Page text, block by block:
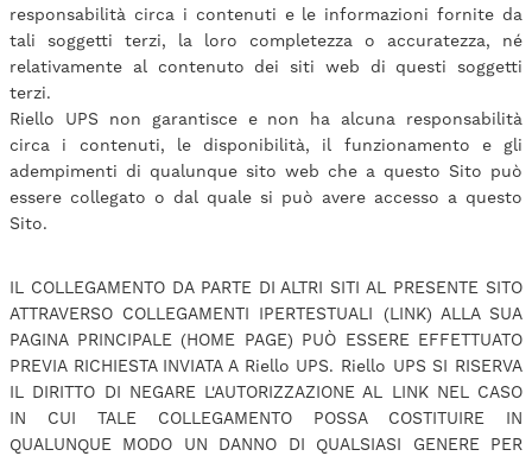
responsabilità circa i contenuti e le informazioni fornite da
tali soggetti terzi, la loro completezza o accuratezza, né
relativamente al contenuto dei siti web di questi soggetti
terzi.
Riello UPS non garantisce e non ha alcuna responsabilità
circa i contenuti, le disponibilità, il funzionamento e gli
adempimenti di qualunque sito web che a questo Sito può
essere collegato o dal quale si può avere accesso a questo
Sito.
IL COLLEGAMENTO DA PARTE DI ALTRI SITI AL PRESENTE SITO
ATTRAVERSO COLLEGAMENTI IPERTESTUALI (LINK) ALLA SUA
PAGINA PRINCIPALE (HOME PAGE) PUÒ ESSERE EFFETTUATO
PREVIA RICHIESTA INVIATA A Riello UPS. Riello UPS SI RISERVA
IL DIRITTO DI NEGARE L'AUTORIZZAZIONE AL LINK NEL CASO
IN CUI TALE COLLEGAMENTO POSSA COSTITUIRE IN
QUALUNQUE MODO UN DANNO DI QUALSIASI GENERE PER